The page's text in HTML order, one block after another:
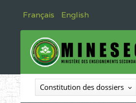
Français English
Constitution des dossiers